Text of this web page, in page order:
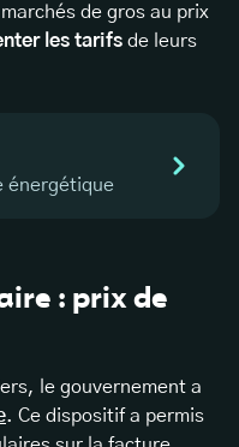
de gros au prix
les tarifs de leurs
énergétique
: prix de
le gouvernement a
. Ce dispositif a permis